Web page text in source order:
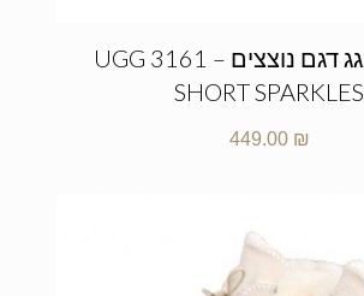
מגפי האגג דגם נוצצים – UGG 3161
SHORT SPARKLES
449.00 ₪